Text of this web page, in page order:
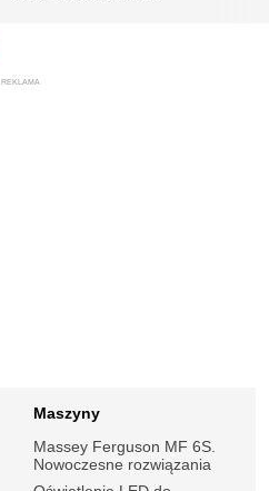
REKLAMA
Maszyny
Massey Ferguson MF 6S.
Nowoczesne rozwiązania